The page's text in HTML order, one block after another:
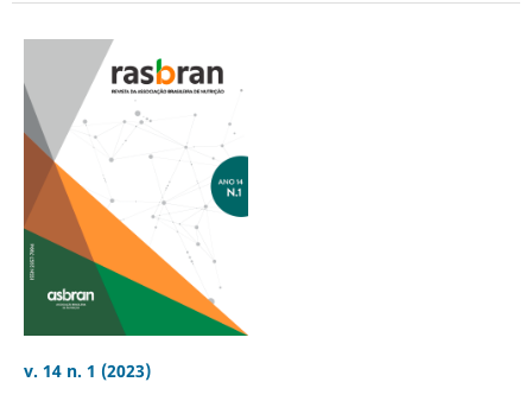
v. 14 n. 1 (2023)